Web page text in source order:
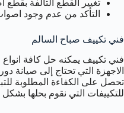
تغيير القطع التالفة بقطع
التأكد من عدم وجود
فني تكييف صباح السالم
فني تكييف يمكنه حل كافة
الاجهزة التي تحتاج إلى صيانة
تحصل على الكفاءة المطلوبة
للتكييفات التي نقوم بحلها بشكل